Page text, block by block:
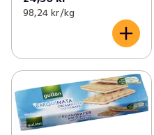
98,24 kr /kg